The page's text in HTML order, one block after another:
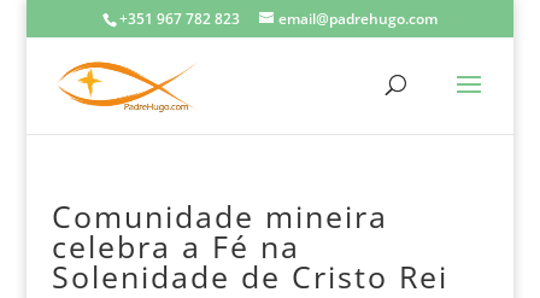
+351 967 782 823 email@padrehugo.com
Comunidade mineira
celebra a Fé na
Solenidade de Cristo Rei